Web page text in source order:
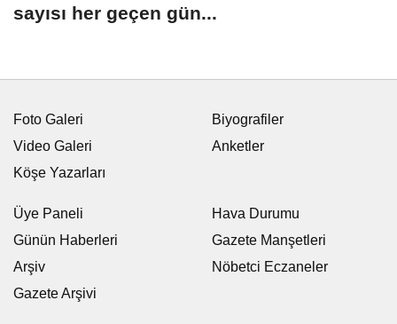
sayısı her geçen gün...
Foto Galeri
Video Galeri
Köşe Yazarları
Biyografiler
Anketler
Üye Paneli
Günün Haberleri
Arşiv
Gazete Arşivi
Hava Durumu
Gazete Manşetleri
Nöbetci Eczaneler